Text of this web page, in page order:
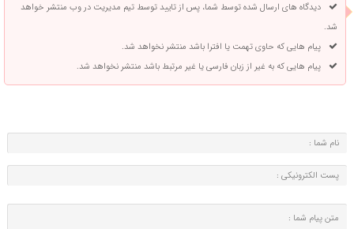
دیدگاه های ارسال شده توسط شما، پس از تایید توسط تیم مدیریت در وب منتشر خواهد
شد.
پیام هایی که حاوی تهمت یا افترا باشد منتشر نخواهد شد.
پیام هایی که به غیر از زبان فارسی یا غیر مرتبط باشد منتشر نخواهد شد.